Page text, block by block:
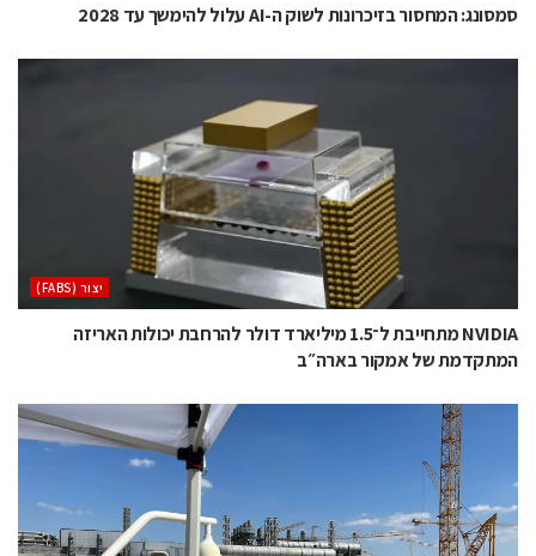
סמסונג: המחסור בזיכרונות לשוק ה-AI עלול להימשך עד 2028
‫יצור (‪(FABS‬‬
NVIDIA מתחייבת ל־1.5 מיליארד דולר להרחבת יכולות האריזה
המתקדמת של אמקור בארה״ב